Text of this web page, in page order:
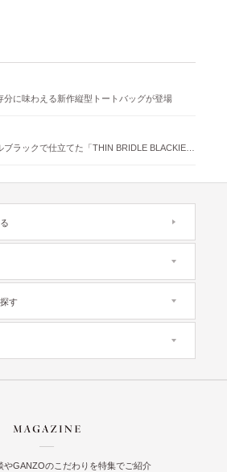
分に味わえる新作縦型トートバッグが登場
【新商品】すべてをオールブラックで仕立てた「THIN BRIDLE BLACKIE 」が登場
す
やGANZOのこだわりを特集でご紹介